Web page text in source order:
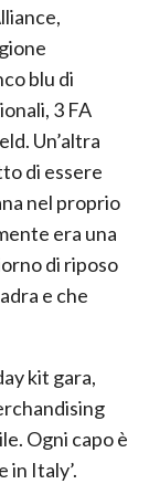
blu di
3 FA
Un’altra
di essere
nel proprio
era una
di riposo
e che
kit gara,
Ogni capo è
in Italy’.